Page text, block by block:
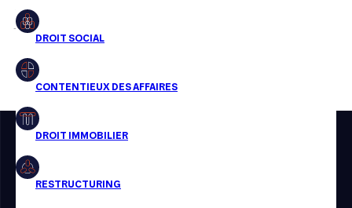
Droit social
Droit immobilier
Restructuring
jour
Aucun résultats pour cette recherche